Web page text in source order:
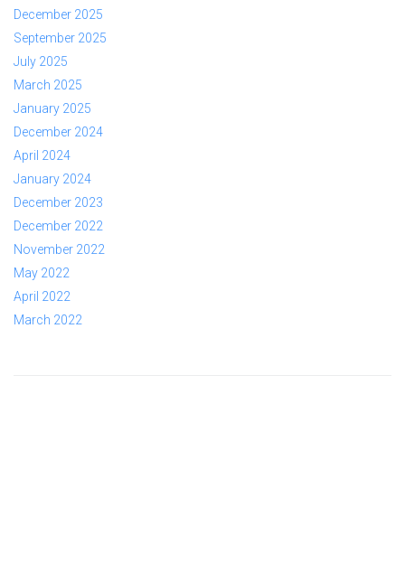
December 2025
September 2025
July 2025
March 2025
January 2025
December 2024
April 2024
January 2024
December 2023
December 2022
November 2022
May 2022
April 2022
March 2022